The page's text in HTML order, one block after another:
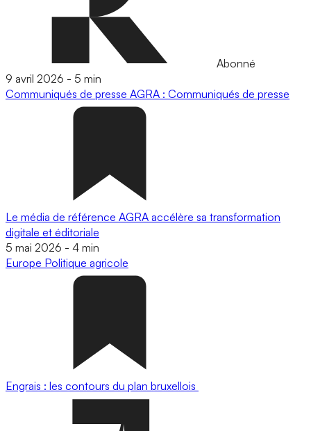
Abonné
9 avril 2026 - 5 min
Communiqués de presse AGRA : Communiqués de presse
Le média de référence AGRA accélère sa transformation
digitale et éditoriale
5 mai 2026 - 4 min
Europe Politique agricole
Engrais : les contours du plan bruxellois